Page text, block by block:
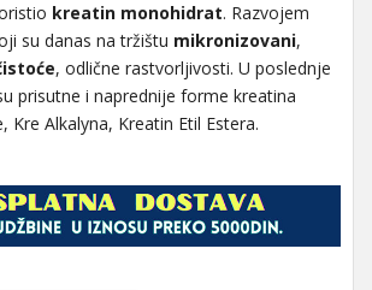
kreatin monohidrat. Razvojem
su danas na tržištu mikronizovani,
, odlične rastvorljivosti. U poslednje
prisutne i naprednije forme kreatina
Kre Alkalyna, Kreatin Etil Estera.